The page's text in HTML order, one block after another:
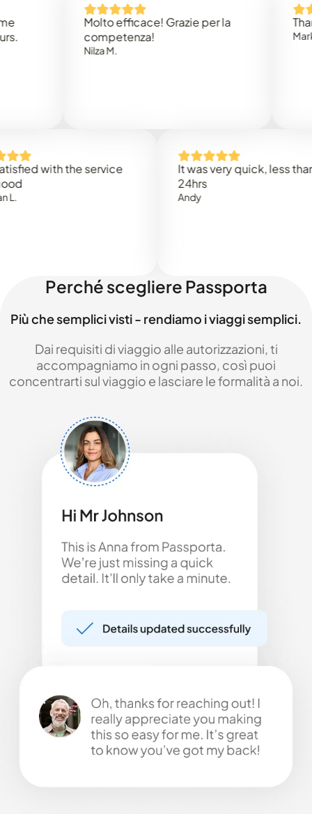
Molto efficace! Grazie per la
competenza!
Thank
with the service
It was very quick, less than
Perché scegliere Passporta
Più che semplici visti - rendiamo i viaggi semplici.
Dai requisiti di viaggio alle autorizzazioni, ti
accompagniamo in ogni passo, così puoi
concentrarti sul viaggio e lasciare le formalità a noi.